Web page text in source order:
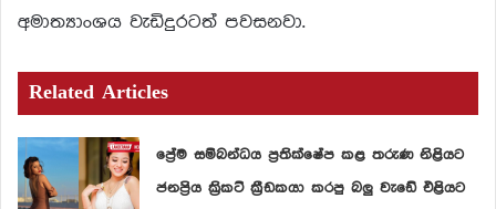
අමාත්‍යාංශය වැඩිදුරටත් පවසනවා.
Related Articles
ප්‍රේම සම්බන්ධය ප්‍රතික්ෂේප කළ තරුණ නිළියට
ජනප්‍රිය ක්‍රිකට් ක්‍රීඩකයා කරපු බලු වැඩේ එළියට